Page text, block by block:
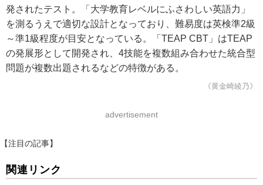
発されたテスト。「大学教育レベルにふさわしい英語力」
を測るうえで適切な設計となっており、難易度は英検準2級
～準1級程度が目安となっている。「TEAP CBT」はTEAP
の発展形として開発され、4技能を複数組み合わせた統合型
問題が複数出題されるなどの特徴がある。
《黄金崎綾乃》
advertisement
【注目の記事】
関連リンク